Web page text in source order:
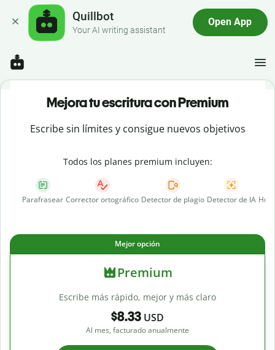
Quillbot
Your AI writing assistant
Open App
Mejora tu escritura con Premium
Escribe sin límites y consigue nuevos objetivos
Todos los planes premium incluyen:
Parafrasear Corrector ortográfico Detector de plagio Detector de IA
Mejor opción
Premium
Escribe más rápido, mejor y más claro
$8.33 USD
Al mes, facturado anualmente